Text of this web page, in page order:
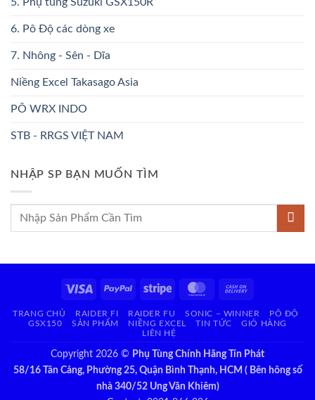
6. Pô Độ các dòng xe
7. Nhông - Sên - Dĩa
Niềng Excel Takasago Asia
PÔ WRX INDO
STB - RRGS VIỆT NAM
NHẬP SP BẠN MUỐN TÌM
Tìm
Visa PayPal Stripe MasterCard
Delivery
TRANG CHỦ RAIDER FI RAIDER FU SONIC – WINNER
PÔ ĐỘ
GSX150
SẢN PHẨM NIỀNG EXCEL TIN TỨC
GIỎ HÀNG
LIÊN HỆ
Copyright 2026 © Phụ Tùng Chính Hãng Tín Phát
58/16 Tân Cảng, Phường 25, Quận Bình Thạnh, HCM ( Bên hông số
nhà 340/52 Ung Văn Khiêm)